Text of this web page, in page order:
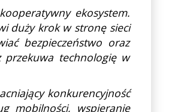
ekosystem.
duży krok w stronę sieci
bezpieczeństwo oraz
przekuwa technologię w
konkurencyjność
mobilności, wspieranie